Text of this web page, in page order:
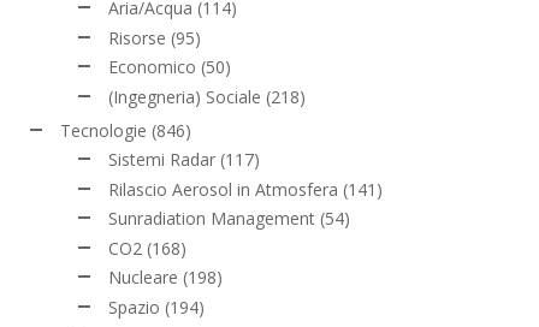
Aria/Acqua (114)
Risorse (95)
Economico (50)
(Ingegneria) Sociale (218)
Tecnologie (846)
Sistemi Radar (117)
Rilascio Aerosol in Atmosfera (141)
Sunradiation Management (54)
CO2 (168)
Nucleare (198)
Spazio (194)